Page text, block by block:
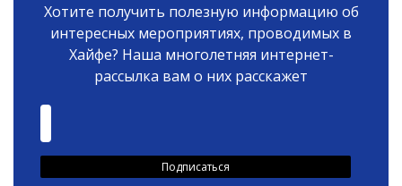
Хотите получить полезную информацию об
интересных мероприятиях, проводимых в
Хайфе? Наша многолетняя интернет-
рассылка вам о них расскажет